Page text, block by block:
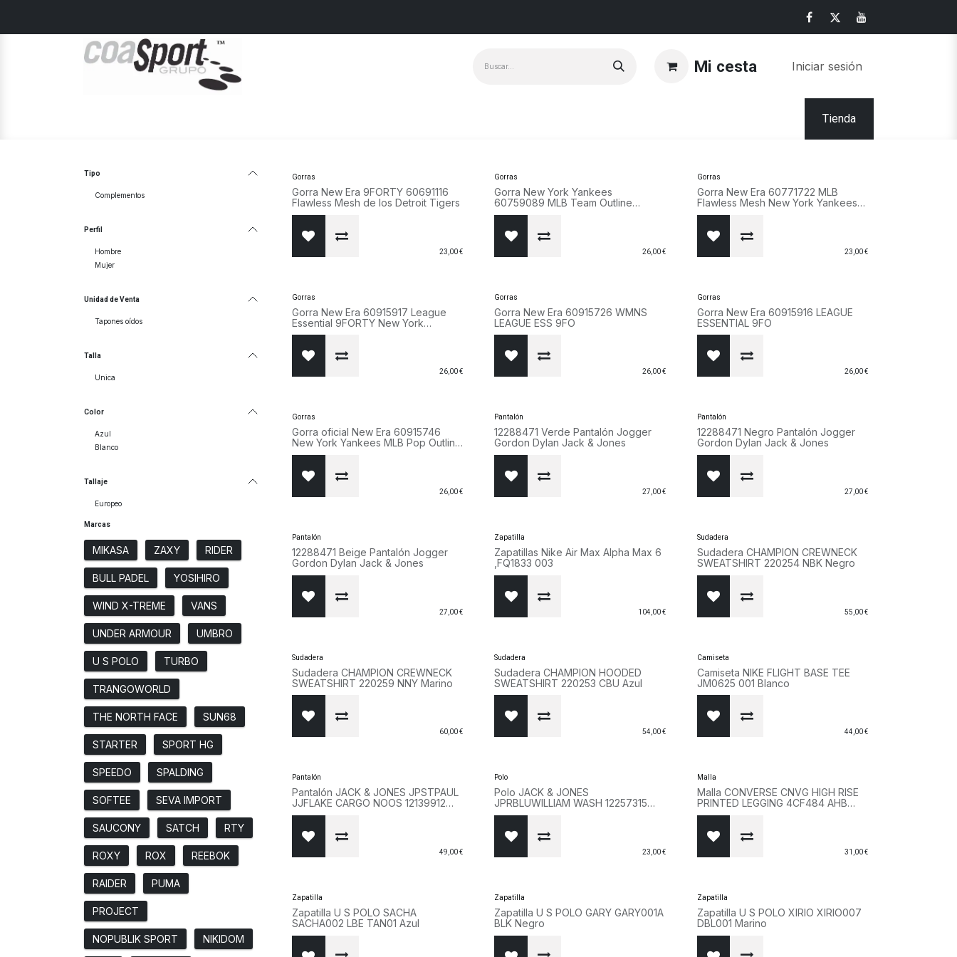
Mi cesta Iniciar sesión
Tienda
Tipo
Complementos
Perfil
Hombre
Mujer
Unidad de Venta
Tapones oídos
Talla
Unica
Color
Azul
Blanco
Tallaje
Europeo
Marcas
MIKASA ZAXY RIDER
BULL PADEL YOSIHIRO
WIND X-TREME VANS
UNDER ARMOUR UMBRO
U S POLO TURBO
TRANGOWORLD
THE NORTH FACE SUN68
STARTER SPORT HG
SPEEDO SPALDING
SOFTEE SEVA IMPORT
SAUCONY SATCH RTY
ROXY ROX REEBOK
RAIDER PUMA
PROJECT
NOPUBLIK SPORT NIKIDOM
Gorras
Gorra New Era 9FORTY 60691116
Flawless Mesh de los Detroit Tigers
23,00€
Gorras
Gorra New York Yankees
60759089 MLB Team Outline
9FORTY Negro
26,00€
Gorras
Gorra New Era 60771722 MLB
Flawless Mesh New York Yankees
9FORTY gris
23,00€
Gorras
Gorra New Era 60915917 League
Essential 9FORTY New York
Yankees Cap Grey
26,00€
Gorras
Gorra New Era 60915726 WMNS
LEAGUE ESS 9FO
26,00€
Gorras
Gorra New Era 60915916 LEAGUE
ESSENTIAL 9FO
26,00€
Gorras
Gorra oficial New Era 60915746
New York Yankees MLB Pop Outline
Black 9FORTY
26,00€
Pantalón
12288471 Verde Pantalón Jogger
Gordon Dylan Jack & Jones
27,00€
Pantalón
12288471 Negro Pantalón Jogger
Gordon Dylan Jack & Jones
27,00€
Pantalón
12288471 Beige Pantalón Jogger
Gordon Dylan Jack & Jones
27,00€
Zapatilla
Zapatillas Nike Air Max Alpha Max 6
,FQ1833 003
104,00€
Sudadera
Sudadera CHAMPION CREWNECK
SWEATSHIRT 220254 NBK Negro
55,00€
Sudadera
Sudadera CHAMPION CREWNECK
SWEATSHIRT 220259 NNY Marino
60,00€
Sudadera
Sudadera CHAMPION HOODED
SWEATSHIRT 220253 CBU Azul
54,00€
Camiseta
Camiseta NIKE FLIGHT BASE TEE
JM0625 001 Blanco
44,00€
Pantalón
Pantalón JACK & JONES JPSTPAUL
JJFLAKE CARGO NOOS 12139912
NEGRO Negro
49,00€
Polo
Polo JACK & JONES
JPRBLUWILLIAM WASH 12257315
AZUL Azul
23,00€
Malla
Malla CONVERSE CNVG HIGH RISE
PRINTED LEGGING 4CF484 AHB
Fucsia
31,00€
Zapatilla
Zapatilla U S POLO SACHA
SACHA002 LBE TAN01 Azul
Zapatilla
Zapatilla U S POLO GARY GARY001A
BLK Negro
Zapatilla
Zapatilla U S POLO XIRIO XIRIO007
DBL001 Marino